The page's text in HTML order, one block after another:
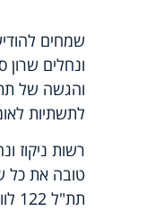
שמחים
ונחלים
לתשתיות
רשות ניקוז
טובה את כל
תת"ל 122 לוועדה לתשתיות לאומיות.